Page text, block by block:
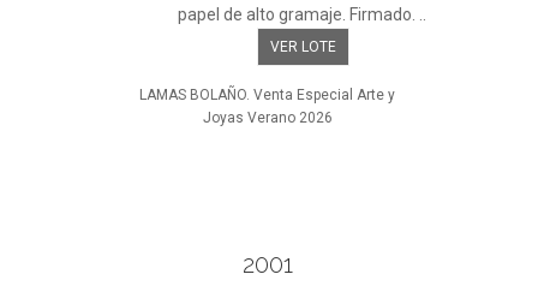
papel de alto gramaje. Firmado. ...
VER LOTE
LAMAS BOLAÑO. Venta Especial Arte y
Joyas Verano 2026
2001